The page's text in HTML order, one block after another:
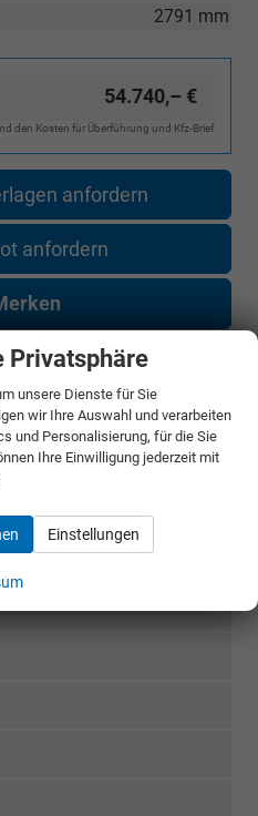
2791 mm
54.740,– €
den Kosten für Überführung und Kfz-Brief
anfordern
anfordern
anrufen
Privatsphäre
unsere Dienste für Sie
wir Ihre Auswahl und verarbeiten
und Personalisierung, für die Sie
Ihre Einwilligung jederzeit mit
Einstellungen